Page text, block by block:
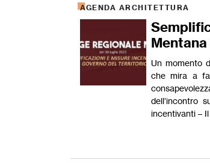
AGENDA ARCHITETTURA
Un momento
che mira a
dell’incontro
incentivanti –